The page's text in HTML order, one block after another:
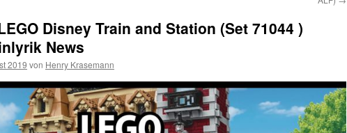
Disney Train and Station (Set 71044 )
News
2019 von Henry Krasemann